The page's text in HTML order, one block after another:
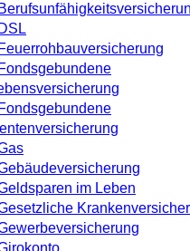
DSL
Feuerrohbauversicherung
Fondsgebundene
Fondsgebundene
im Leben